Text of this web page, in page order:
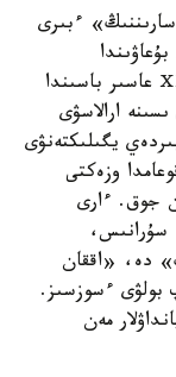
ءبىرى
مەشەۋلەنگەن قازاق قوعامىندا راسىمەن دە ⅩⅩ عاسىر باسىندا
ارالاسۋى
يگىلىكتەنۋى
وزەكتى
جوق. ءارى
سۇرانىس،
دە، «اققان
بولۋى ءسوزسىز.
مەن